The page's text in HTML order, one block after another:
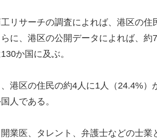
リサーチの調査によれば、港区の
に、港区の公開データによれば、
か国に及ぶ。
港区の住民の約4人に1人（24.4%
人である。
開業医、タレント、弁護士などの士